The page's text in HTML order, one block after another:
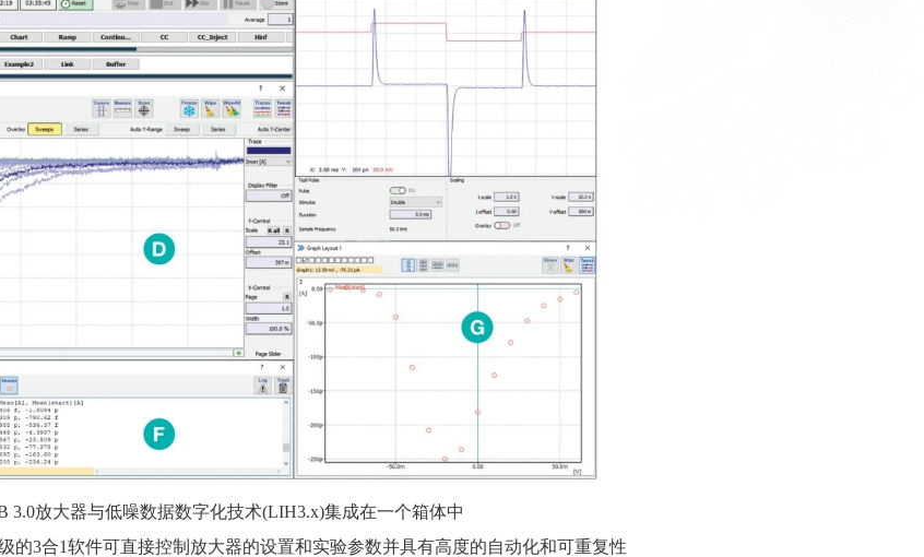
3.0放大器与低噪数据数字化技术(LIH3.x)集成在一个箱体中
的3合1软件可直接控制放大器的设置和实验参数并具有高度的自动化和可重复性